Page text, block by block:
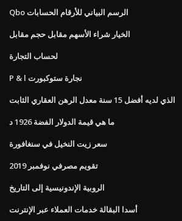
Qbo الرسم البياني للأرقام الحسابات
الخيار شراء الأسهم مقابل حجم مقابل
لحساب التجارة
P & l نجارة ستوكبورت
الذي لديه أفضل 15 سنة معدل الرهن العقاري الثابت
ما هي قيمة الدولار الفضة 1926 د
سعر زيت النخيل في سنغافورة
تقويم مصرفي نوفمبر 2019
الروبية الإندونيسية إلى التاريخ
أسدا البقالة خدمات العملاء عبر الإنترنت